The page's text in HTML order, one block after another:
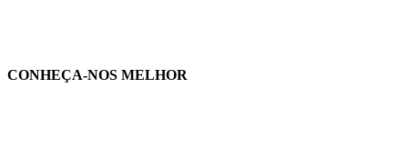
CONHEÇA-NOS MELHOR